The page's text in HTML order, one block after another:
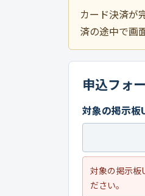
カード決済が
済の途中で画
申込フォ
対象の掲示板
対象の掲示板
ださい。